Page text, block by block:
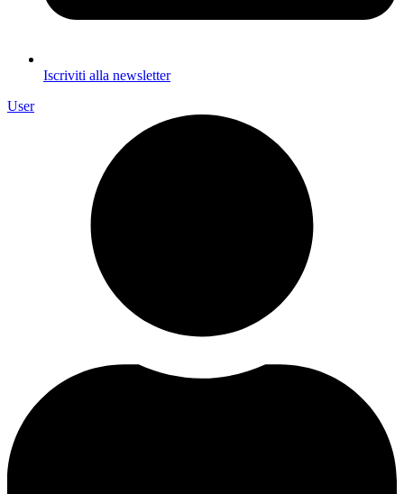
Iscriviti alla newsletter
User